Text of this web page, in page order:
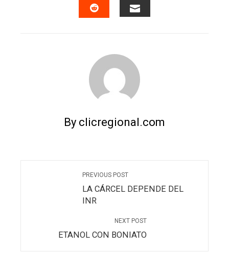
By clicregional.com
PREVIOUS POST
LA CÁRCEL DEPENDE DEL
INR
NEXT POST
ETANOL CON BONIATO